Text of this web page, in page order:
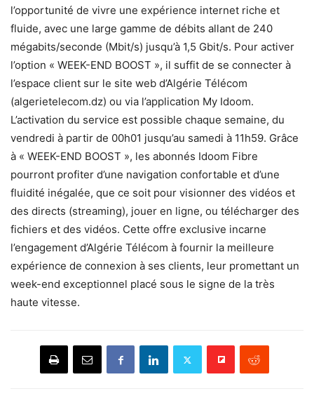
l’opportunité de vivre une expérience internet riche et
fluide, avec une large gamme de débits allant de 240
mégabits/seconde (Mbit/s) jusqu’à 1,5 Gbit/s. Pour activer
l’option « WEEK-END BOOST », il suffit de se connecter à
l’espace client sur le site web d’Algérie Télécom
(algerietelecom.dz) ou via l’application My Idoom.
L’activation du service est possible chaque semaine, du
vendredi à partir de 00h01 jusqu’au samedi à 11h59. Grâce
à « WEEK-END BOOST », les abonnés Idoom Fibre
pourront profiter d’une navigation confortable et d’une
fluidité inégalée, que ce soit pour visionner des vidéos et
des directs (streaming), jouer en ligne, ou télécharger des
fichiers et des vidéos. Cette offre exclusive incarne
l’engagement d’Algérie Télécom à fournir la meilleure
expérience de connexion à ses clients, leur promettant un
week-end exceptionnel placé sous le signe de la très
haute vitesse.